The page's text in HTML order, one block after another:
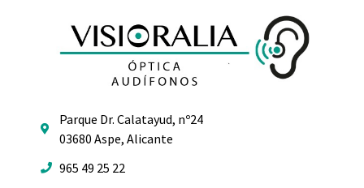
Parque Dr. Calatayud, nº24
03680 Aspe, Alicante
965 49 25 22